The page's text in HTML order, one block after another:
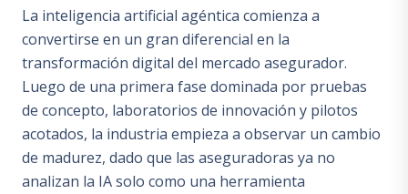
La inteligencia artificial agéntica comienza a
convertirse en un gran diferencial en la
transformación digital del mercado asegurador.
Luego de una primera fase dominada por pruebas
de concepto, laboratorios de innovación y pilotos
acotados, la industria empieza a observar un cambio
de madurez, dado que las aseguradoras ya no
analizan la IA solo como una herramienta